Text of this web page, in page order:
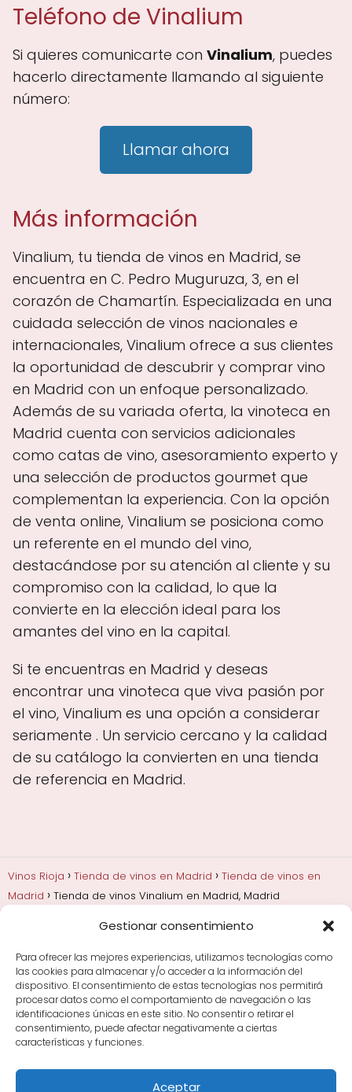
Gestionar consentimiento
Para ofrecer las mejores experiencias, utilizamos tecnologías como
las cookies para almacenar y/o acceder a la información del
dispositivo. El consentimiento de estas tecnologías nos permitirá
procesar datos como el comportamiento de navegación o las
identificaciones únicas en este sitio. No consentir o retirar el
consentimiento, puede afectar negativamente a ciertas
características y funciones.
Aceptar
Teléfono de Vinalium
Si quieres comunicarte con Vinalium, puedes
hacerlo directamente llamando al siguiente
número:
Llamar ahora
Más información
Vinalium, tu tienda de vinos en Madrid, se
encuentra en C. Pedro Muguruza, 3, en el
corazón de Chamartín. Especializada en una
cuidada selección de vinos nacionales e
internacionales, Vinalium ofrece a sus clientes
la oportunidad de descubrir y comprar vino
en Madrid con un enfoque personalizado.
Además de su variada oferta, la vinoteca en
Madrid cuenta con servicios adicionales
como catas de vino, asesoramiento experto y
una selección de productos gourmet que
complementan la experiencia. Con la opción
de venta online, Vinalium se posiciona como
un referente en el mundo del vino,
destacándose por su atención al cliente y su
compromiso con la calidad, lo que la
convierte en la elección ideal para los
amantes del vino en la capital.
Si te encuentras en Madrid y deseas
encontrar una vinoteca que viva pasión por
el vino, Vinalium es una opción a considerar
seriamente . Un servicio cercano y la calidad
de su catálogo la convierten en una tienda
de referencia en Madrid.
Vinos Rioja Tienda de vinos en Madrid
Tienda de vinos en
Madrid
Tienda de vinos Vinalium en Madrid, Madrid
Añadas, crianza y guarda
Bodegas y marcas de
Comprar vino
Rioja y guías de regalo
Cultura del vino y
curiosidades
Enoturismo en Rioja
Maridajes y vino en la mesa
Tiendas de vino por
ciudades
Tipos de Rioja y clasificación
bodegas por área